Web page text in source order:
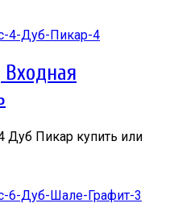
Пикар купить или